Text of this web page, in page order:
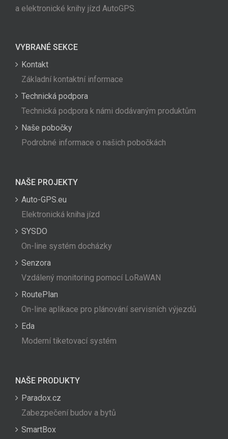
a elektronické knihy jízd AutoGPS.
VYBRANÉ SEKCE
Kontakt
Základní kontaktní informace
Technická podpora
Technická podpora k námi dodávaným produktům
Naše pobočky
Podrobné informace o našich pobočkách
NAŠE PROJEKTY
Auto-GPS.eu
Elektronická kniha jízd
SYSDO
On-line systém docházky
Senzora
Vzdálený monitoring pomocí LoRaWAN
RoutePlan
On-line aplikace pro plánování servisních výjezdů
Eda
Moderní tiketovací systém
NAŠE PRODUKTY
Paradox.cz
Zabezpečení budov a bytů
SmartBox